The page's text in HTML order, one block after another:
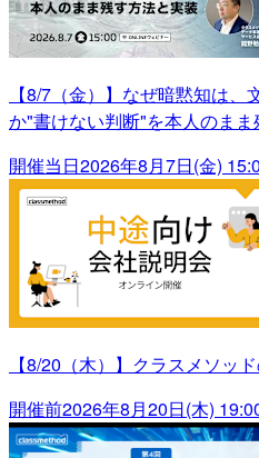
【8/7（金）】なぜ暗黙知は
か"書けない判断"を本人のま
開催当日2026年8月7日(金)
【8/20（木）】クラスメソッ
開催前2026年8月20日(木)